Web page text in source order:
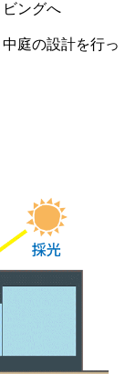
ングへ
庭の設計を行っ